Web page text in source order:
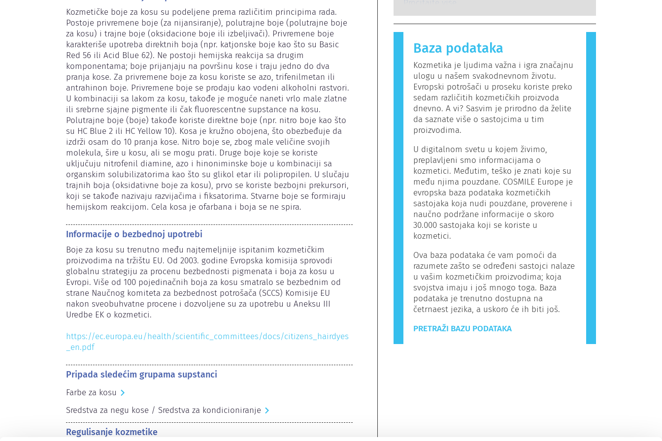
Kozmetičke boje za kosu su podeljene prema različitim principima rada.
Postoje privremene boje (za nijansiranje), polutrajne boje (polutrajne boje
za kosu) i trajne boje (oksidacione boje ili izbeljivači). Privremene boje
karakteriše upotreba direktnih boja (npr. katjonske boje kao što su Basic
Red 56 ili Acid Blue 62). Ne postoji hemijska reakcija sa drugim
komponentama; boje prijanjaju na površinu kose i traju jedno do dva
pranja kose. Za privremene boje za kosu koriste se azo, trifenilmetan ili
antrahinon boje. Privremene boje se prodaju kao vodeni alkoholni rastvori.
U kombinaciji sa lakom za kosu, takođe je moguće naneti vrlo male zlatne
ili srebrne sjajne pigmente ili čak fluorescentne supstance na kosu.
Polutrajne boje (boje) takođe koriste direktne boje (npr. nitro boje kao što
su HC Blue 2 ili HC Yellow 10). Kosa je kružno obojena, što obezbeđuje da
izdrži osam do 10 pranja kose. Nitro boje se, zbog male veličine svojih
molekula, šire u kosu, ali se mogu prati. Druge boje koje se koriste
uključuju nitrofenil diamine, azo i hinoniminske boje u kombinaciji sa
organskim solubilizatorima kao što su glikol etar ili polipropilen. U slučaju
trajnih boja (oksidativne boje za kosu), prvo se koriste bezbojni prekursori,
koji se takođe nazivaju razvijačima i fiksatorima. Stvarne boje se formiraju
hemijskom reakcijom. Cela kosa je ofarbana i boja se ne spira.
Informacije o bezbednoj upotrebi
Boje za kosu su trenutno među najtemeljnije ispitanim kozmetičkim
proizvodima na tržištu EU. Od 2003. godine Evropska komisija sprovodi
globalnu strategiju za procenu bezbednosti pigmenata i boja za kosu u
Evropi. Više od 100 pojedinačnih boja za kosu smatralo se bezbednim od
strane Naučnog komiteta za bezbednost potrošača (SCCS) Komisije EU
nakon sveobuhvatne procene i dozvoljene su za upotrebu u Aneksu III
Uredbe EK o kozmetici.
https://ec.europa.eu/health/scientific_committees/docs/citizens_hairdyes
_en.pdf
Pripada sledećim grupama supstanci
Farbe za kosu
Sredstva za negu kose / Sredstva za kondicioniranje
Regulisanje kozmetike
potencijalne endokrine poremećaje.
osobe reaguje na supstance koje su
bezopasne za većinu ljudi. Supstanca koja
izaziva alergijsku reakciju naziva se alergen.
Kozmetički proizvodi i proizvodi za ličnu negu
mogu da sadrže sastojke koji mogu biti
alergeni za neke ljude. To ne znači da
proizvod nije bezbedan za druge ljude.
Pročitajte više
Baza podataka
Kozmetika je ljudima važna i igra značajnu
ulogu u našem svakodnevnom životu.
Evropski potrošači u proseku koriste preko
sedam različitih kozmetičkih proizvoda
dnevno. A vi? Sasvim je prirodno da želite
da saznate više o sastojcima u tim
proizvodima.
U digitalnom svetu u kojem živimo,
preplavljeni smo informacijama o
kozmetici. Međutim, teško je znati koje su
među njima pouzdane. COSMILE Europe je
evropska baza podataka kozmetičkih
sastojaka koja nudi pouzdane, proverene i
naučno podržane informacije o skoro
30.000 sastojaka koji se koriste u
kozmetici.
Ova baza podataka će vam pomoći da
razumete zašto se određeni sastojci nalaze
u vašim kozmetičkim proizvodima; koja
svojstva imaju i još mnogo toga. Baza
podataka je trenutno dostupna na
četrnaest jezika, a uskoro će ih biti još.
PRETRAŽI BAZU PODATAKA